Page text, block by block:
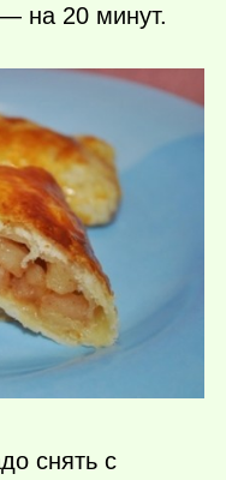
на 20 минут.
снять с